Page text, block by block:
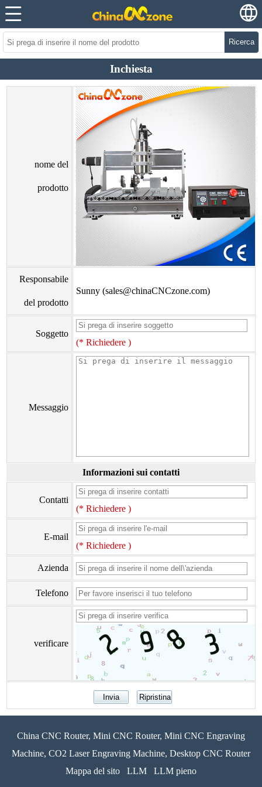
Ricerca
Inchiesta
nome del
prodotto
Responsabile
del prodotto
Sunny (sales@chinaCNCzone.com)
Soggetto
(* Richiedere )
Messaggio
Informazioni sui contatti
Contatti
(* Richiedere )
E-mail
(* Richiedere )
Azienda
Telefono
verificare
China CNC Router, Mini CNC Router, Mini CNC Engraving
Machine, CO2 Laser Engraving Machine, Desktop CNC Router
Mappa del sito
LLM LLM pieno